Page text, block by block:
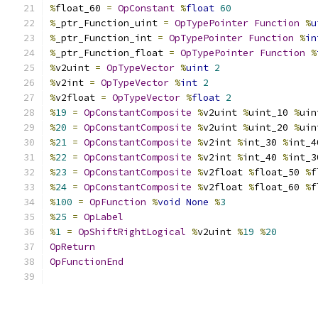
%float_60 = OpConstant %float 60
% _ptr_Function_uint = OpTypePointer Function %
% _ptr_Function_int = OpTypePointer Function %
% _ptr_Function_float = OpTypePointer Function %
%v2uint = OpTypeVector %uint 2
%v2int = OpTypeVector %int 2
%v2float = OpTypeVector %float 2
%19 = OpConstantComposite %v2uint %uint_10 %
%20 = OpConstantComposite %v2uint %uint_20 %
%21 = OpConstantComposite %v2int %int_30 %
%22 = OpConstantComposite %v2int %int_40 %
%23 = OpConstantComposite %v2float %float_50 %
%24 = OpConstantComposite %v2float %float_60 %
%100 = OpFunction %void None %3
%25 = OpLabel
%1 = OpShiftRightLogical %v2uint %19 %20
OpReturn
OpFunctionEnd